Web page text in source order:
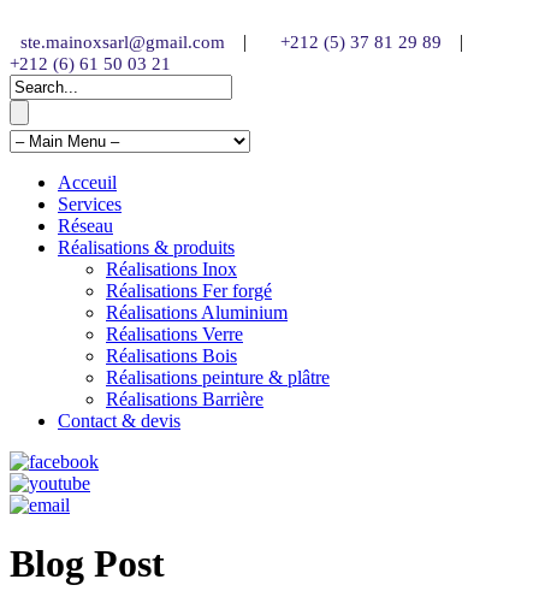
ste.mainoxsarl@gmail.com | +212 (5) 37 81 29 89 |
+212 (6) 61 50 03 21
Acceuil
Services
Réseau
Réalisations & produits
Réalisations Inox
Réalisations Fer forgé
Réalisations Aluminium
Réalisations Verre
Réalisations Bois
Réalisations peinture & plâtre
Réalisations Barrière
Contact & devis
Blog Post